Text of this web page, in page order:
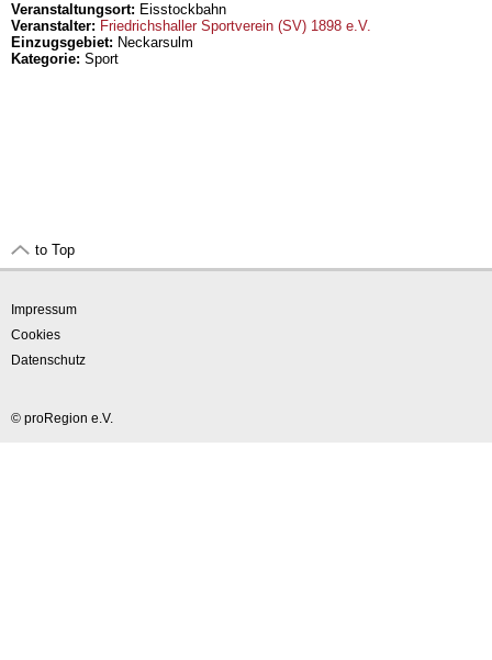
Veranstaltungsort: Eisstockbahn
Veranstalter: Friedrichshaller Sportverein (SV) 1898 e.V.
Einzugsgebiet: Neckarsulm
Kategorie: Sport
to Top
Impressum
Cookies
Datenschutz
© proRegion e.V.